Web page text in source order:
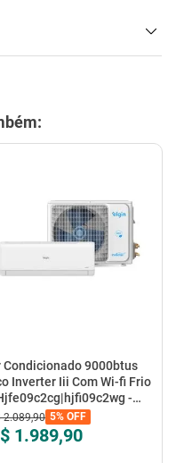
Condicionado 9000btus
Inverter Iii Com Wi-fi Frio
-
2.089,90 5% OFF
1.989,90